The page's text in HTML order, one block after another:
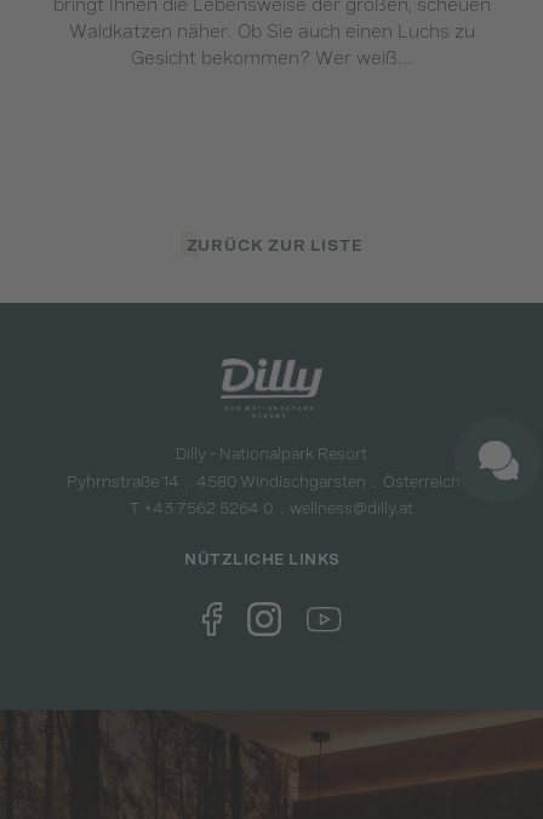
bringt Ihnen die Lebensweise der großen, scheuen
Waldkatzen näher. Ob Sie auch einen Luchs zu
Gesicht bekommen? Wer weiß...
ZURÜCK ZUR LISTE
Dilly - Nationalpark Resort
Pyhrnstraße 14
4580 Windischgarsten
Österreich
T +43 7562 5264 0
wellness@dilly.at
NÜTZLICHE LINKS